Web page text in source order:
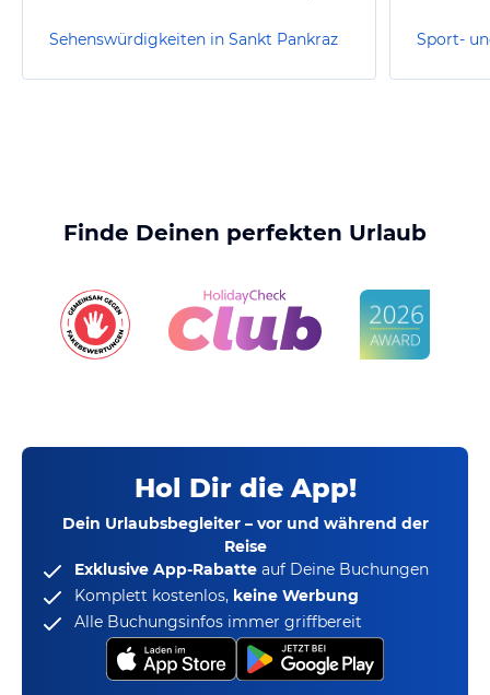
Sehenswürdigkeiten in Sankt Pankraz
Finde Deinen perfekten Urlaub
Hol Dir die App!
Dein Urlaubsbegleiter – vor und während der
Reise
Exklusive App-Rabatte auf Deine Buchungen
Komplett kostenlos, keine Werbung
Alle Buchungsinfos immer griffbereit